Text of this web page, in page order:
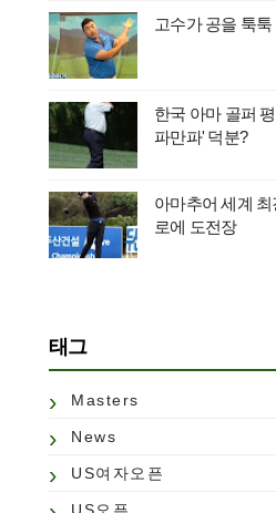
고수가 공을 툭
한국 아마 골퍼
파만파' 덕분?
아마추어 세계
로에 도전장
태그
Masters
News
US여자오픈